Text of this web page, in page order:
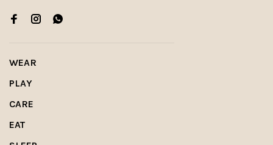
WEAR
PLAY
CARE
EAT